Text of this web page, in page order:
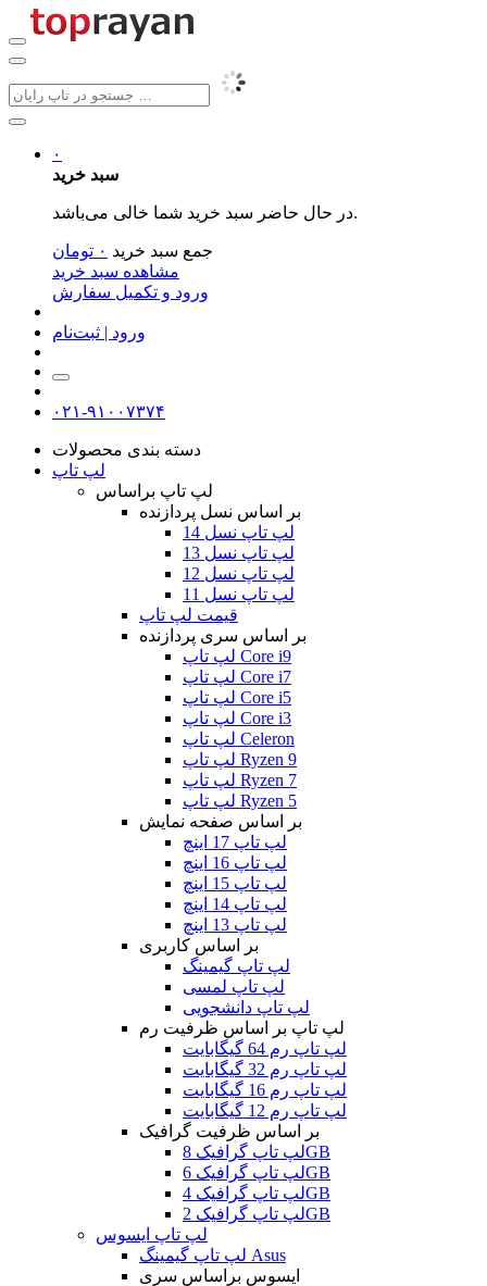
۰
سبد خرید
در حال حاضر سبد خرید شما خالی می‌باشد.
جمع سبد خرید ۰ تومان
مشاهده سبد خرید
ورود و تکمیل سفارش
ورود | ثبت‌نام
۰۲۱-۹۱۰۰۷۳۷۴
دسته بندی محصولات
لپ تاپ
لپ تاپ براساس
بر اساس نسل پردازنده
لپ تاپ نسل 14
لپ تاپ نسل 13
لپ تاپ نسل 12
لپ تاپ نسل 11
قیمت لپ تاپ
بر اساس سری پردازنده
لپ تاپ Core i9
لپ تاپ Core i7
لپ تاپ Core i5
لپ تاپ Core i3
لپ تاپ Celeron
لپ تاپ Ryzen 9
لپ تاپ Ryzen 7
لپ تاپ Ryzen 5
بر اساس صفحه نمایش
لپ تاپ 17 اینچ
لپ تاپ 16 اینچ
لپ تاپ 15 اینچ
لپ تاپ 14 اینچ
لپ تاپ 13 اینچ
بر اساس کاربری
لپ تاپ گیمینگ
لپ تاپ لمسی
لپ تاپ دانشجویی
لپ تاپ بر اساس ظرفیت رم
لپ تاپ رم 64 گیگابایت
لپ تاپ رم 32 گیگابایت
لپ تاپ رم 16 گیگابایت
لپ تاپ رم 12 گیگابایت
بر اساس ظرفیت گرافیک
لپ تاپ گرافیک 8GB
لپ تاپ گرافیک 6GB
لپ تاپ گرافیک 4GB
لپ تاپ گرافیک 2GB
لپ تاپ ایسوس
لپ تاپ گیمینگ Asus
ایسوس براساس سری